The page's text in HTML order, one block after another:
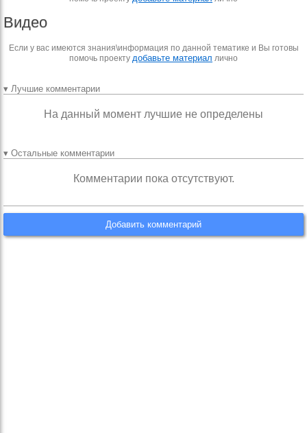
Видео
Если у вас имеются знания\информация по данной тематике и Вы готовы
помочь проекту добавьте материал лично
▾ Лучшие комментарии
На данный момент лучшие не определены
▾ Остальные комментарии
Комментарии пока отсутствуют.
Добавить комментарий